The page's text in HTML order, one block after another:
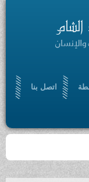
اتصل بنا